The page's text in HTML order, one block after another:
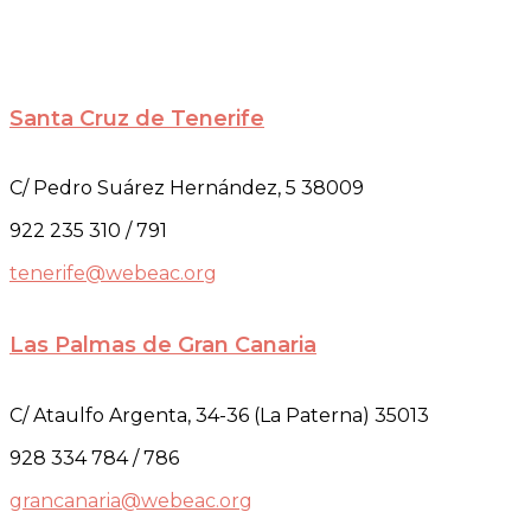
Santa Cruz de Tenerife
C/ Pedro Suárez Hernández, 5 38009
922 235 310 / 791
tenerife@webeac.org
Las Palmas de Gran Canaria
C/ Ataulfo Argenta, 34-36 (La Paterna) 35013
928 334 784 / 786
grancanaria@webeac.org